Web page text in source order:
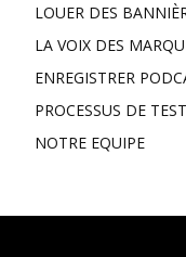
LOUER DES
LA VOIX DES
ENREGISTRER
PROCESSUS DE
NOTRE EQUIPE